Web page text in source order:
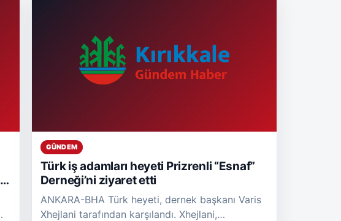
GÜNDEM
Türk iş adamları heyeti Prizrenli “Esnaf”
Derneği’ni ziyaret etti
ANKARA-BHA Türk heyeti, dernek başkanı Varis
Xhejlani tarafından karşılandı. Xhejlani,